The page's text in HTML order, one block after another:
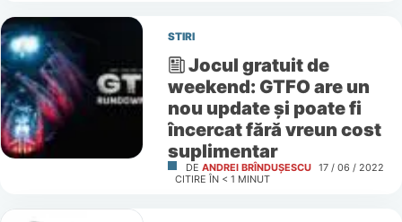
STIRI
Jocul gratuit de
weekend: GTFO are un
nou update și poate fi
încercat fără vreun cost
suplimentar
DE ANDREI BRÎNDUȘESCU 17 / 06 / 2022
CITIRE ÎN < 1 MINUT